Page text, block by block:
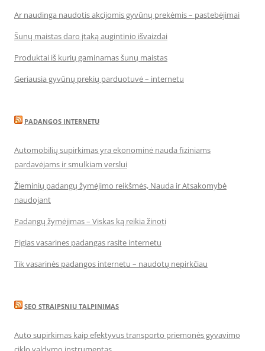
Ar naudinga naudotis akcijomis gyvūnų prekėmis – pastebėjimai
Šunų maistas daro įtaką augintinio išvaizdai
Produktai iš kurių gaminamas šunų maistas
Geriausia gyvūnų prekių parduotuvė – internetu
PADANGOS INTERNETU
Automobilių supirkimas yra ekonominė nauda fiziniams
pardavėjams ir smulkiam verslui
Žieminių padangų žymėjimo reikšmės, Nauda ir Atsakomybė
naudojant
Padangų žymėjimas – Viskas ką reikia žinoti
Pigias vasarines padangas rasite internetu
Tik vasarinės padangos internetu – naudotų nepirkčiau
SEO STRAIPSNIU TALPINIMAS
Auto supirkimas kaip efektyvus transporto priemonės gyvavimo